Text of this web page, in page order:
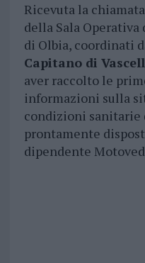
Ricevuta la
della Sala
di Olbia, coordinati
Capitano di
aver raccolto le
informazioni sulla
condizioni sanitarie
prontamente
dipendente